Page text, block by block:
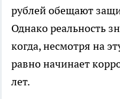
рублей обещают
Однако реальность
когда, несмотря на
равно начинает
лет.